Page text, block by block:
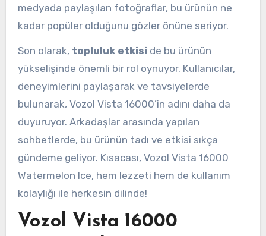
medyada paylaşılan fotoğraflar, bu ürünün ne
kadar popüler olduğunu gözler önüne seriyor.
Son olarak, topluluk etkisi de bu ürünün
yükselişinde önemli bir rol oynuyor. Kullanıcılar,
deneyimlerini paylaşarak ve tavsiyelerde
bulunarak, Vozol Vista 16000’in adını daha da
duyuruyor. Arkadaşlar arasında yapılan
sohbetlerde, bu ürünün tadı ve etkisi sıkça
gündeme geliyor. Kısacası, Vozol Vista 16000
Watermelon Ice, hem lezzeti hem de kullanım
kolaylığı ile herkesin dilinde!
Vozol Vista 16000